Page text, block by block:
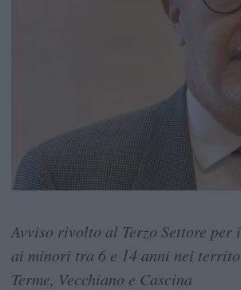
Avviso rivolto al Terzo Settore per
ai minori tra 6 e 14 anni nei
Terme, Vecchiano e Cascina